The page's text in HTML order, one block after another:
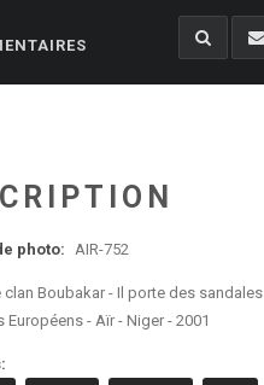
photo: AIR-752
clan Boubakar - Il porte des sandales
Européens - Aïr - Niger - 2001